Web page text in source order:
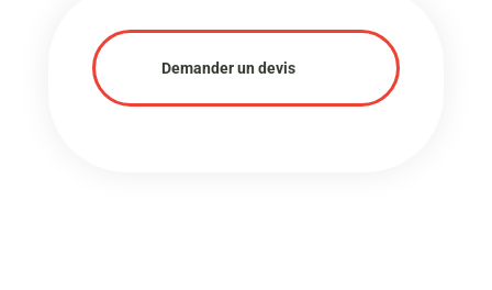
Demander un devis